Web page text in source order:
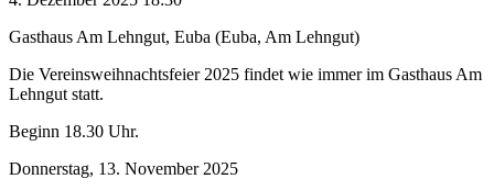
Gasthaus Am Lehngut, Euba (Euba, Am Lehngut)
Die Vereinsweihnachtsfeier 2025 findet wie immer im Gasthaus Am
Lehngut statt.
Beginn 18.30 Uhr.
Donnerstag, 13. November 2025